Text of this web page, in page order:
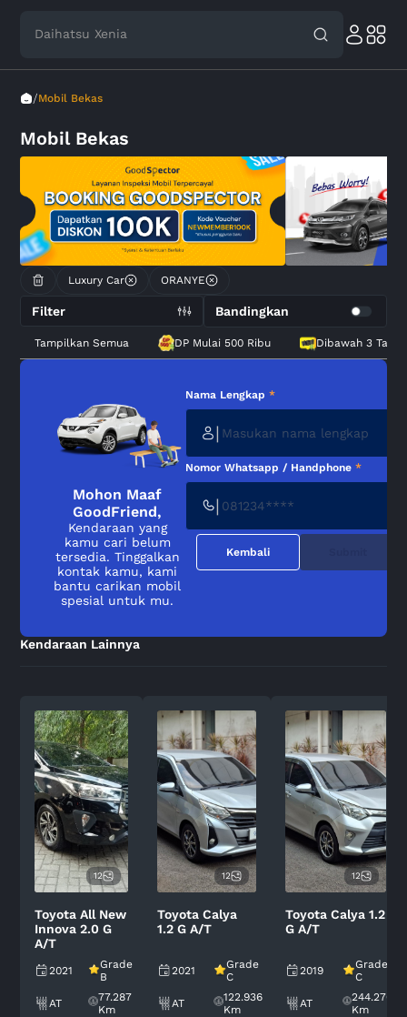
Nissan Magnite
/Mobil Bekas
Mobil Bekas
Luxury Car ORANYE
Filter Bandingkan
Tampilkan Semua DP Mulai 500 Ribu Dibawah 3 Tahun
Mohon Maaf
GoodFriend,
Kendaraan yang
kamu cari belum
tersedia. Tinggalkan
kontak kamu, kami
bantu carikan mobil
spesial untuk mu.
Nama Lengkap*
|
Nomor Whatsapp / Handphone*
|
Kembali
Kendaraan Lainnya
12
Toyota All New
Innova 2.0 G
A/T
2021
Grade
B
AT
77.287
Km
12
Toyota Calya
1.2 G A/T
2021
Grade
C
AT
122.936
Km
12
Toyota Calya 1.2
G A/T
2019
Grade
C
AT
244.270
Km